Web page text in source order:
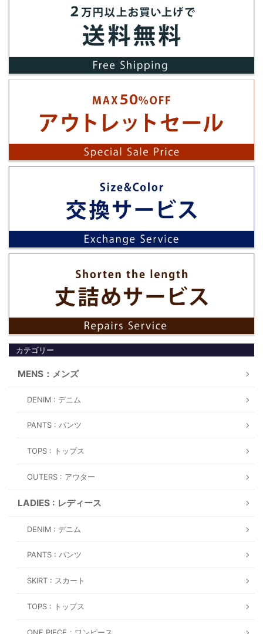
カテゴリー
MENS：メンズ
DENIM : デニム
PANTS : パンツ
TOPS : トップス
OUTERS : アウター
LADIES : レディース
DENIM : デニム
PANTS : パンツ
SKIRT : スカート
TOPS : トップス